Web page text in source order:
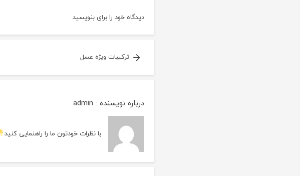
دیدگاه خود را برای on
تخفیف۸۰۰۰تومانی
هفته
بنویسید
راهبری
نوشته
ترکیبات ویژه عسل
درباره نویسنده : admin
با نظرات خودتون ما را راهنمایی کنید